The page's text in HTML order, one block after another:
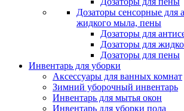
Дозаторы сенсорные для
жидкого мыла, пены
Дозаторы для
Дозаторы для
Дозаторы для пены
Инвентарь для уборки
Аксессуары для ванных комнат
Зимний уборочный инвентарь
Инвентарь для мытья окон
Инвентарь для уборки пола